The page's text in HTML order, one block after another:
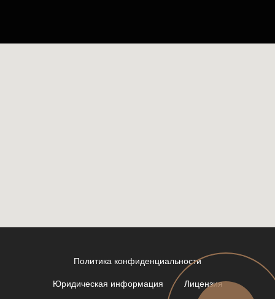
Политика конфиденциальности
Юридическая информация Лицензия